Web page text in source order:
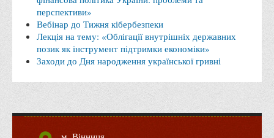
Інноваційної економіки та цифрових технологій
Психології
Права
Фінансів
Іноземної філології та перекладу
Відділи
перспективи»
Вебінар до Тижня кібербезпеки
Лекція на тему: «Облігації внутрішніх державних
позик як інструмент підтримки економіки»
Заходи до Дня народження української гривні